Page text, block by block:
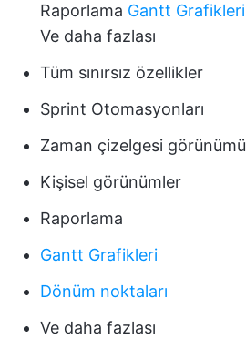
Raporlama Gantt Grafikleri
Ve daha fazlası
Tüm sınırsız özellikler
Sprint Otomasyonları
Zaman çizelgesi görünümü
Kişisel görünümler
Raporlama
Gantt Grafikleri
Dönüm noktaları
Ve daha fazlası